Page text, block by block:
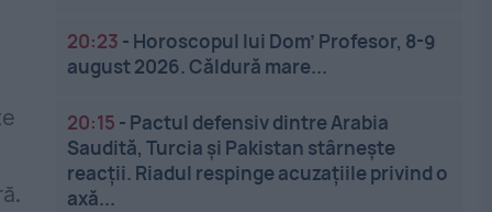
20:23 - Horoscopul lui Dom’ Profesor, 8-9
august 2026. Căldură mare...
20:15 - Pactul defensiv dintre Arabia
Saudită, Turcia și Pakistan stârnește
reacții. Riadul respinge acuzațiile privind o
axă...